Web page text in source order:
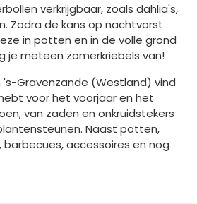
verkrijgbaar, zoals dahlia's,
Zodra de kans op nachtvorst
in potten en in de volle grond
je meteen zomerkriebels van!
's-Gravenzande (Westland) vind
voor het voorjaar en het
van zaden en onkruidstekers
Naast potten,
barbecues, accessoires en nog